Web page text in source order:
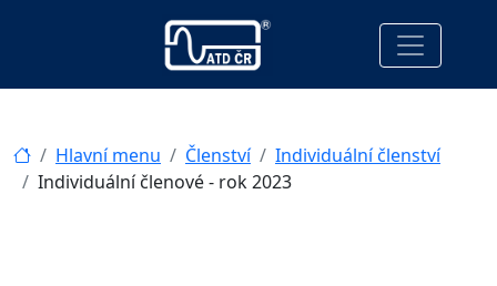
Hlavní menu Členství
Individuální členství
Individuální členové - rok 2023